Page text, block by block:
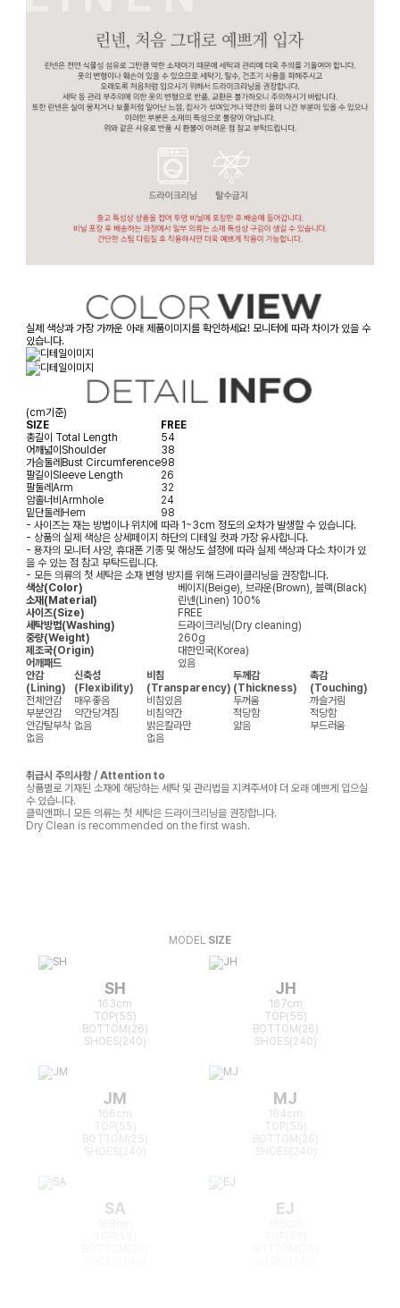
실제 색상과 가장 가까운 아래 제품이미지를 확인하세요! 모니터에 따라 차이가 있을 수
있습니다.
(cm기준)
SIZE
FREE
총길이 Total Length
54
어깨넓이 Shoulder
38
가슴둘레 Bust Circumference98
팔길이 Sleeve Length
26
팔둘레 Arm
32
암홀너비 Armhole
24
밑단둘레 Hem
98
- 사이즈는 재는 방법이나 위치에 따라 1~3cm 정도의 오차가 발생할 수 있습니다.
- 상품의 실제 색상은 상세페이지 하단의 디테일 컷과 가장 유사합니다.
- 용자의 모니터 사양, 휴대폰 기종 및 해상도 설정에 따라 실제 색상과 다소 차이가 있
을 수 있는 점 참고 부탁드립니다.
- 모든 의류의 첫 세탁은 소재 변형 방지를 위해 드라이클리닝을 권장합니다.
색상(Color)
베이지(Beige), 브라운(Brown), 블랙(Black)
소재(Material)
린넨(Linen) 100%
사이즈(Size)
FREE
세탁방법(Washing)
드라이크리닝(Dry cleaning)
중량(Weight)
260g
제조국(Origin)
대한민국(Korea)
어깨패드
있음
안감
(Lining)
신축성
(Flexibility)
비침
(Transparency)
두께감
(Thickness)
촉감
(Touching)
전체안감
매우좋음 비침있음 두꺼움
까슬거림
부분안감
약간당겨짐 비침약간 적당함
적당함
안감탈부착 없음 밝은칼라만 얇음
부드러움
없음
없음
취급시 주의사항 / Attention to
상품별로 기재된 소재에 해당하는 세탁 및 관리법을 지켜주셔야 더 오래 예쁘게 입으실
수 있습니다.
클릭앤퍼니 모든 의류는 첫 세탁은 드라이크리닝을 권장합니다.
Dry Clean is recommended on the first wash.
MODEL SIZE
SH
163cm
TOP(55)
BOTTOM(26)
SHOES(240)
JH
167cm
TOP(55)
BOTTOM(26)
SHOES(240)
JM
166cm
TOP(55)
BOTTOM(25)
MJ
164cm
TOP(55)
BOTTOM(26)
SA EJ